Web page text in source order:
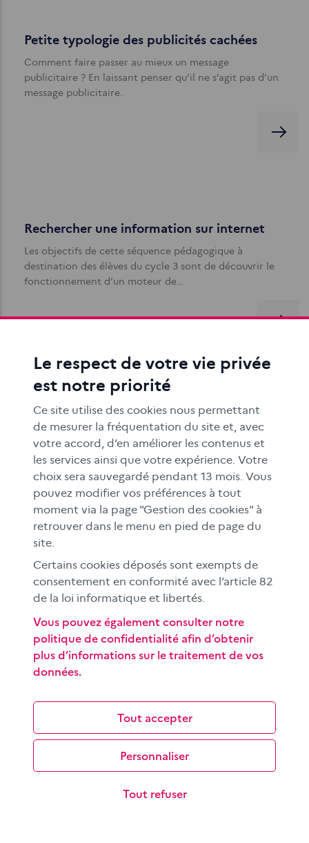
Petite typologie des publicités cachées
Comment faire passer au mieux un message
publicitaire ? En laissant penser qu’il ne s’agit pas d’un
message publicitaire.
Rechercher une information sur internet
Les objectifs de cette séquence pédagogique à
destination des élèves du cycle 3 sont de découvrir le
fonctionnement d’un moteur de…
Comprendre et exploiter le format
« story »
Popularisée par Snapchat et reprise par de nombreuses
plateformes, la story est destinée à un public jeune et
conçue pour une lecture sur…
Écrire pour informer : réaliser un article, un
reportage
Les objectifs de cette séance sont de savoir distinguer
information, rumeur, anecdote et opinion ; de
Le respect de votre vie privée
est notre priorité
Ce site utilise des cookies nous permettant
de mesurer la fréquentation du site et, avec
votre accord, d’en améliorer les contenus et
les services ainsi que votre expérience. Votre
choix sera sauvegardé pendant 13 mois. Vous
pouvez modifier vos préférences à tout
moment via la page "Gestion des cookies" à
retrouver dans le menu en pied de page du
site.
Certains cookies déposés sont exempts de
consentement en conformité avec l’article 82
de la loi informatique et libertés.
Tout accepter
Tout refuser
Personnaliser
Vous pouvez également consulter notre
politique de confidentialité afin d’obtenir
plus d’informations sur le traitement de vos
données.